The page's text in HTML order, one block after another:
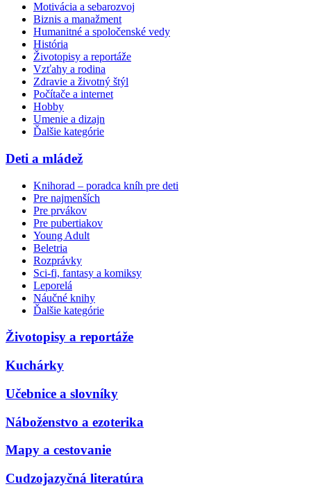
Motivácia a sebarozvoj
Biznis a manažment
Humanitné a spoločenské vedy
História
Životopisy a reportáže
Vzťahy a rodina
Zdravie a životný štýl
Počítače a internet
Hobby
Umenie a dizajn
Ďalšie kategórie
Deti a mládež
Knihorad – poradca kníh pre deti
Pre najmenších
Pre prvákov
Pre pubertiakov
Young Adult
Beletria
Rozprávky
Sci-fi, fantasy a komiksy
Leporelá
Náučné knihy
Ďalšie kategórie
Životopisy a reportáže
Kuchárky
Učebnice a slovníky
Náboženstvo a ezoterika
Mapy a cestovanie
Cudzojazyčná literatúra